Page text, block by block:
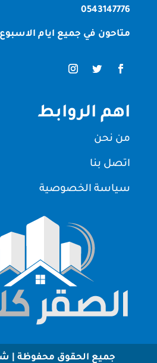
0543147776
متاحون في جميع ايام الاسبوع
اهم الروابط
من نحن
اتصل بنا
سياسة الخصوصية
جميع الحقوق محفوظة |